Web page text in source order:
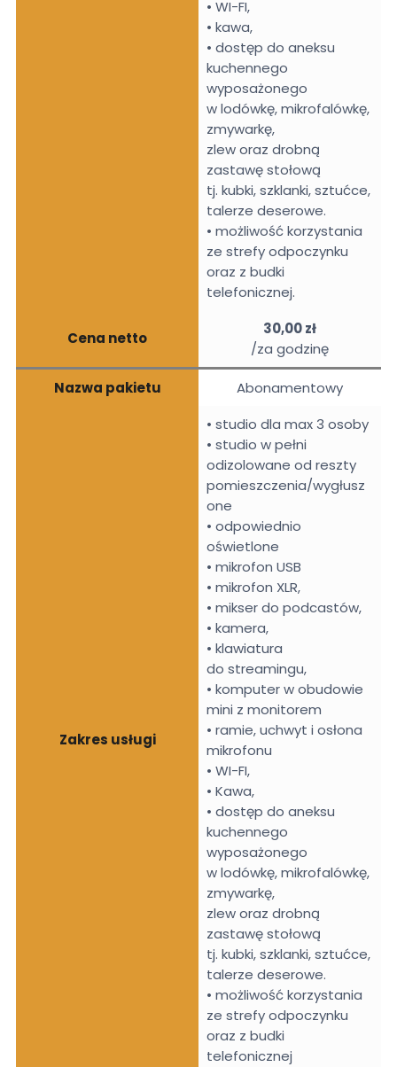
• WI-FI,
• kawa,
• dostęp do aneksu
kuchennego
wyposażonego
w lodówkę, mikrofalówkę,
zmywarkę,
zlew oraz drobną
zastawę stołową
tj. kubki, szklanki, sztućce,
talerze deserowe.
• możliwość korzystania
ze strefy odpoczynku
oraz z budki
telefonicznej.
Cena netto
30,00 zł
/za godzinę
Nazwa pakietu Abonamentowy
Zakres usługi
• studio dla max 3 osoby
• studio w pełni
odizolowane od reszty
pomieszczenia/wygłusz
one
• odpowiednio
oświetlone
• mikrofon USB
• mikrofon XLR,
• mikser do podcastów,
• kamera,
• klawiatura
do streamingu,
• komputer w obudowie
mini z monitorem
• ramie, uchwyt i osłona
mikrofonu
• WI-FI,
• Kawa,
• dostęp do aneksu
kuchennego
wyposażonego
w lodówkę, mikrofalówkę,
zmywarkę,
zlew oraz drobną
zastawę stołową
tj. kubki, szklanki, sztućce,
talerze deserowe.
• możliwość korzystania
ze strefy odpoczynku
oraz z budki
telefonicznej